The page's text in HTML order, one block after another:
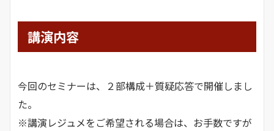
講演内容
今回のセミナーは、２部構成＋質疑応答で開催しまし
た。
※講演レジュメをご希望される場合は、お手数ですが